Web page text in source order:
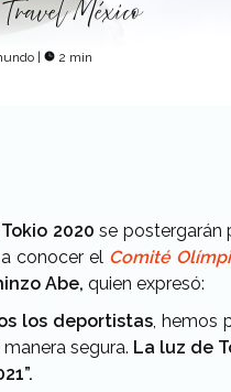
Travel México
| 2 min
2020 se postergarán
conocer el Comité
Abe, quien expresó:
los deportistas , hemos
segura. La luz de